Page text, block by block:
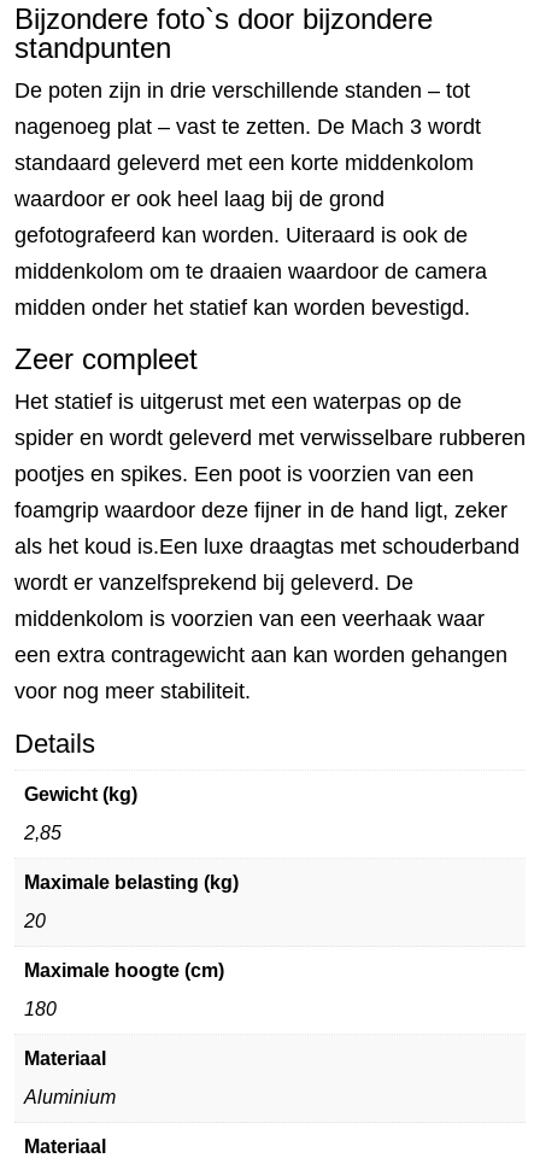
Bijzondere foto`s door bijzondere
standpunten
De poten zijn in drie verschillende standen – tot
nagenoeg plat – vast te zetten. De Mach 3 wordt
standaard geleverd met een korte middenkolom
waardoor er ook heel laag bij de grond
gefotografeerd kan worden. Uiteraard is ook de
middenkolom om te draaien waardoor de camera
midden onder het statief kan worden bevestigd.
Zeer compleet
Het statief is uitgerust met een waterpas op de
spider en wordt geleverd met verwisselbare rubberen
pootjes en spikes. Een poot is voorzien van een
foamgrip waardoor deze fijner in de hand ligt, zeker
als het koud is.Een luxe draagtas met schouderband
wordt er vanzelfsprekend bij geleverd. De
middenkolom is voorzien van een veerhaak waar
een extra contragewicht aan kan worden gehangen
voor nog meer stabiliteit.
Details
Gewicht (kg)
2,85
Maximale belasting (kg)
20
Maximale hoogte (cm)
180
Materiaal
Aluminium
Materiaal